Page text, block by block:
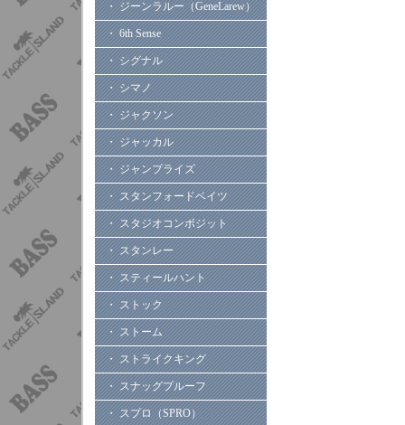
・ ジーンラルー（GeneLarew）
・ 6th Sense
・ シグナル
・ シマノ
・ ジャクソン
・ ジャッカル
・ ジャンプライズ
・ スタンフォードベイツ
・ スタジオコンポジット
・ スタンレー
・ スティールハント
・ ストック
・ ストーム
・ ストライクキング
・ スナッグプルーフ
・ スプロ（SPRO）